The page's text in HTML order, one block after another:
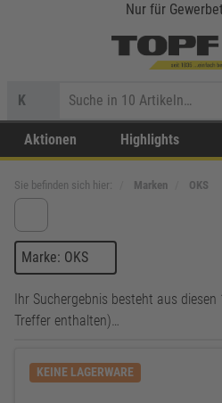
Nur für
K
Aktionen Highlights
Sie befinden sich hier: Marken OKS
Marke: OKS
Ihr Suchergebnis besteht aus
Treffer enthalten)…
KEINE LAGERWARE